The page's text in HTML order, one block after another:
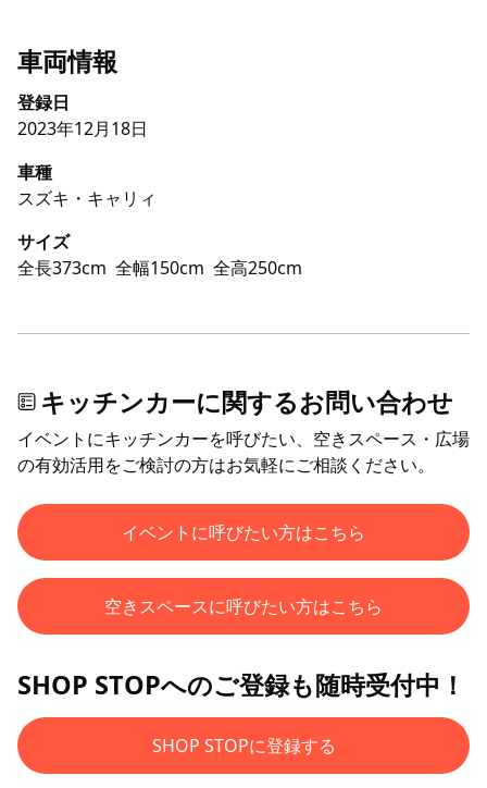
車両情報
登録日
2023年12月18日
車種
スズキ・キャリィ
サイズ
全長373cm 全幅150cm 全高250cm
キッチンカーに関するお問い合わせ
イベントにキッチンカーを呼びたい、空きスペース・広場
の有効活用をご検討の方はお気軽にご相談ください。
イベントに呼びたい方はこちら
空きスペースに呼びたい方はこちら
SHOP STOPへのご登録も随時受付中！
SHOP STOPに登録する